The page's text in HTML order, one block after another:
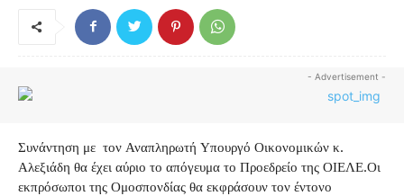
- Advertisement -
Συνάντηση με τον Αναπληρωτή Υπουργό Οικονομικών κ.
Αλεξιάδη θα έχει αύριο το απόγευμα το Προεδρείο της ΟΙΕΛΕ.Οι
εκπρόσωποι της Ομοσπονδίας θα εκφράσουν τον έντονο